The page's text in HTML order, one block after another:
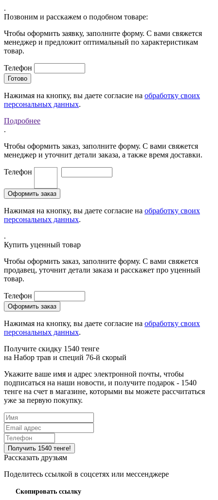
.
Позвоним и расскажем о подобном товаре:
Чтобы оформить заявку, заполните форму. С вами свяжется
менеджер и предложит оптимальный по характеристикам
товар.
Телефон
Нажимая на кнопку, вы даете согласие на обработку своих
персональных данных.
Подробнее
.
Чтобы оформить заказ, заполните форму. С вами свяжется
менеджер и уточнит детали заказа, а также время доставки.
Телефон
Нажимая на кнопку, вы даете согласие на обработку своих
персональных данных.
.
Купить уценный товар
Чтобы оформить заказ, заполните форму. С вами свяжется
продавец, уточнит детали заказа и расскажет про уценный
товар.
Телефон
Нажимая на кнопку, вы даете согласие на обработку своих
персональных данных.
Получите скидку 1540 тенге
на Набор трав и специй 76-й скорый
Укажите ваше имя и адрес электронной почты, чтобы
подписаться на наши новости, и получите подарок - 1540
тенге на счет в магазине, которыми вы можете рассчитаться
уже за первую покупку.
Рассказать друзьям
Поделитесь ссылкой в соцсетях или мессенджере
Скопировать ссылку